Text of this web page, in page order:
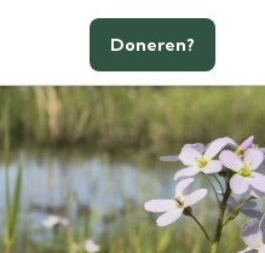
Doneren?